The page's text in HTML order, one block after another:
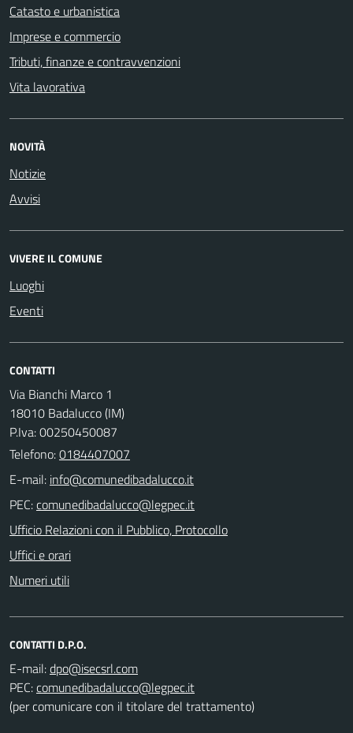
Catasto e urbanistica
Imprese e commercio
Tributi, finanze e contravvenzioni
Vita lavorativa
NOVITÀ
Notizie
Avvisi
VIVERE IL COMUNE
Luoghi
Eventi
CONTATTI
Via Bianchi Marco 1
18010 Badalucco (IM)
P.Iva: 00250450087
Telefono:0184407007
E-mail:
PEC:
Ufficio Relazioni con il Pubblico, Protocollo
Uffici e orari
Numeri utili
CONTATTI D.P.O.
E-mail:
PEC:
(per comunicare con il titolare del trattamento)